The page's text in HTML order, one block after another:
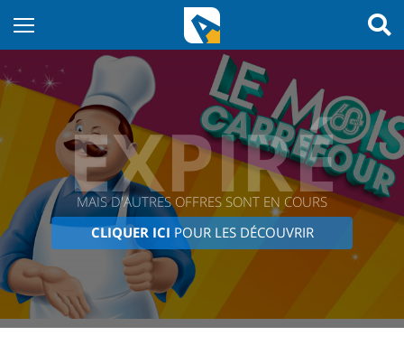
EXPIRÉ
MAIS D'AUTRES OFFRES SONT EN COURS
CLIQUER ICI POUR LES DÉCOUVRIR